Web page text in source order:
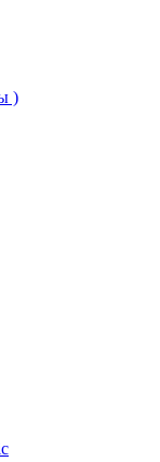
)